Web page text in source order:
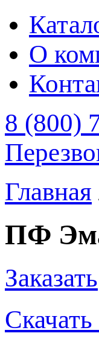
О
8 (800)
Главная
ПФ
Заказать